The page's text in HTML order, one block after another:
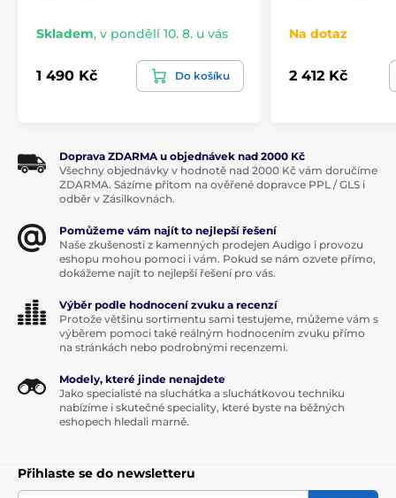
Skladem, v pondělí 10. 8. u vás
1 490 Kč Do košíku
Na dotaz
2 412 Kč
Doprava ZDARMA u objednávek nad 2000 Kč
Všechny objednávky v hodnotě nad 2000 Kč vám doručíme
ZDARMA. Sázíme přitom na ověřené dopravce PPL / GLS i
odběr v Zásilkovnách.
Pomůžeme vám najít to nejlepší řešení
Naše zkušenosti z kamenných prodejen Audigo i provozu
eshopu mohou pomoci i vám. Pokud se nám ozvete přímo,
dokážeme najít to nejlepší řešení pro vás.
Výběr podle hodnocení zvuku a recenzí
Protože většinu sortimentu sami testujeme, můžeme vám s
výběrem pomoci také reálným hodnocením zvuku přímo
na stránkách nebo podrobnými recenzemi.
Modely, které jinde nenajdete
Jako specialisté na sluchátka a sluchátkovou techniku
nabízíme i skutečné speciality, které byste na běžných
eshopech hledali marně.
Přihlaste se do newsletteru